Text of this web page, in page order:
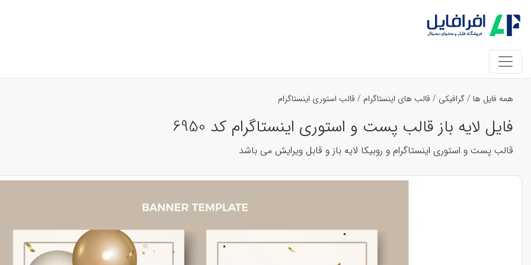
همه فایل ها /گرافیکی / قالب های اینستاگرام / قالب استوری اینستاگرام
فایل لایه باز قالب پست و استوری اینستاگرام کد 6950
قالب پست و استوری اینستاگرام و روبیکا لایه باز و قابل ویرایش می باشد